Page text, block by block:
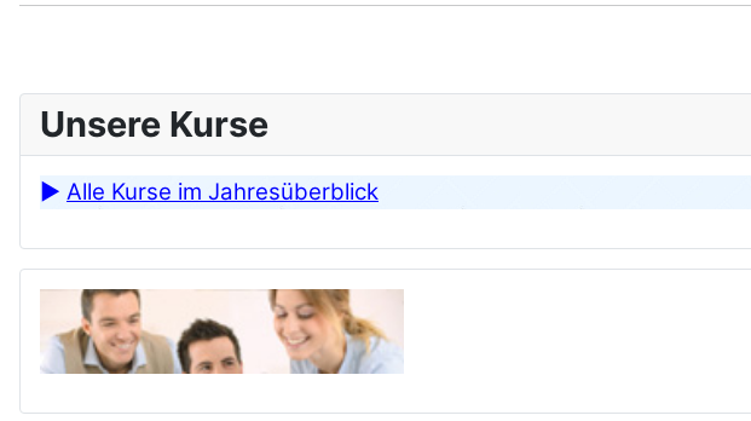
Unsere Kurse
► Alle Kurse im Jahresüberblick